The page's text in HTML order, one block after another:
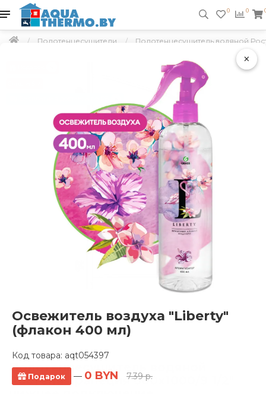
×
Освежитель воздуха "Liberty"
(флакон 400 мл)
Код товара: aqt054397
Подарок — 0 BYN 7.39 р.
0 0
Полотенцесушители Полотенцесушитель водяной
Полотенцесушитель водяной
Ростела Трапеция 500x1000/9 1/2"